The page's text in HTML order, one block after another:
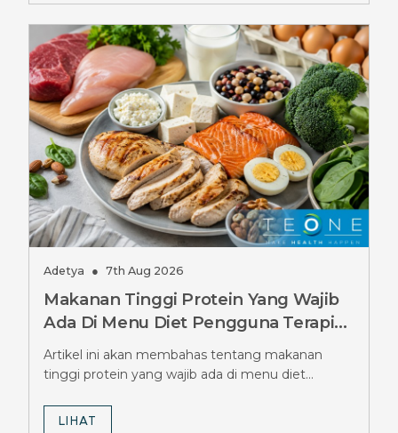
Adetya ● 7th Aug 2026
Makanan Tinggi Protein Yang Wajib
Ada Di Menu Diet Pengguna Terapi
Ozempic, Jangan Sampai Terlewat
Artikel ini akan membahas tentang makanan
tinggi protein yang wajib ada di menu diet
LIHAT